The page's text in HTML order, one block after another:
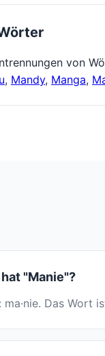
von
, Mandy, Manga,
"Manie"?
: ma·nie. Das Wort